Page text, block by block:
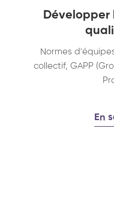
Normes
collectif, GAPP
En